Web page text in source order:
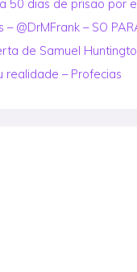
50 dias de prisão por
@DrMFrank – SO
de Samuel
realidade – Profecias